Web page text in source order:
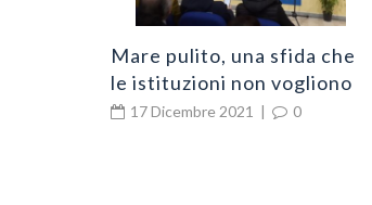
Mare pulito, una sfida che
le istituzioni non vogliono
perdere
17 Dicembre 2021 | 0